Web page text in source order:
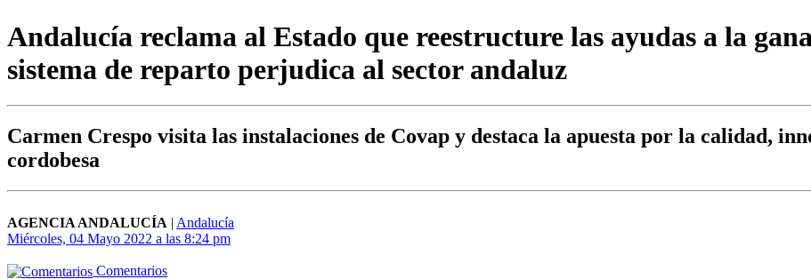
Andalucía reclama al Estado que reestructure las ayudas a la
sistema de reparto perjudica al sector andaluz
Carmen Crespo visita las instalaciones de Covap y destaca la apuesta por la calidad,
cordobesa
AGENCIA ANDALUCÍA | Andalucía
Miércoles, 04 Mayo 2022 a las 8:24 pm
Comentarios